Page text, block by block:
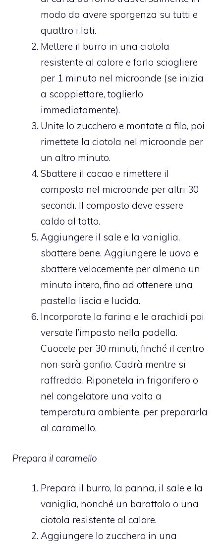
modo da avere sporgenza su tutti e
quattro i lati.
Mettere il burro in una ciotola
resistente al calore e farlo sciogliere
per 1 minuto nel microonde (se inizia
a scoppiettare, toglierlo
immediatamente).
Unite lo zucchero e montate a filo, poi
rimettete la ciotola nel microonde per
un altro minuto.
Sbattere il cacao e rimettere il
composto nel microonde per altri 30
secondi. Il composto deve essere
caldo al tatto.
Aggiungere il sale e la vaniglia,
sbattere bene. Aggiungere le uova e
sbattere velocemente per almeno un
minuto intero, fino ad ottenere una
pastella liscia e lucida.
Incorporate la farina e le arachidi poi
versate l’impasto nella padella.
Cuocete per 30 minuti, finché il centro
non sarà gonfio. Cadrà mentre si
raffredda. Riponetela in frigorifero o
nel congelatore una volta a
temperatura ambiente, per prepararla
al caramello.
Prepara il caramello
Prepara il burro, la panna, il sale e la
vaniglia, nonché un barattolo o una
ciotola resistente al calore.
Aggiungere lo zucchero in una